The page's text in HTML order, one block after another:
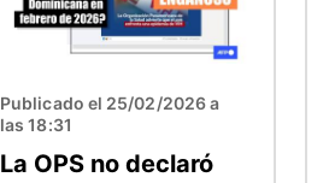
Publicado el 25/02/2026 a
las 18:31
La OPS no declaró